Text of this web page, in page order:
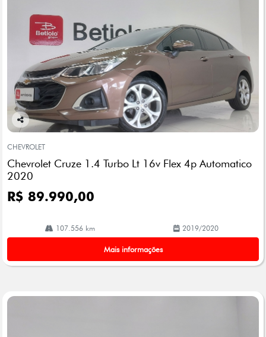
Co
arti
lhe
CHEVROLET
Chevrolet Cruze 1.4 Turbo Lt 16v Flex 4p Automatico
2020
R$ 89.990,00
107.556 km 2019/2020
Mais informações